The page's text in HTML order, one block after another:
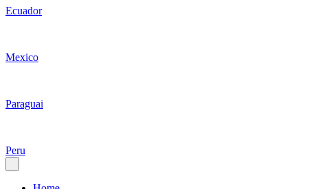
Ecuador
Mexico
Paraguai
Peru